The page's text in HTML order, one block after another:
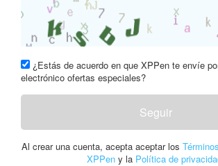
¿Estás de acuerdo en que XPPen te envíe
electrónico ofertas especiales?
Seguir
Al crear una cuenta, acepta aceptar los
XPPeny la Política de